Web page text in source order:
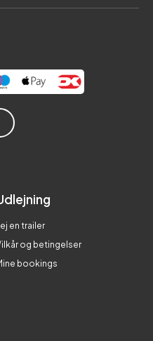
en trailer
og betingelser
bookings